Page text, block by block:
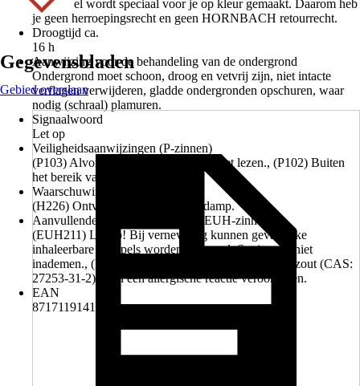
Dit artikel wordt speciaal voor je op kleur gemaakt. Daarom heb
je geen herroepingsrecht en geen HORNBACH retourrecht.
Droogtijd ca.
16 h
Aanwijzing voor de behandeling van de ondergrond
Ondergrond moet schoon, droog en vetvrij zijn, niet intacte
verflagen verwijderen, gladde ondergronden opschuren, waar
nodig (schraal) plamuren.
Signaalwoord
Let op
Veiligheidsaanwijzingen (P-zinnen)
(P103) Alvorens te gebruiken, het etiket lezen., (P102) Buiten
het bereik van kinderen houden.
Waarschuwingen (H-zinnen)
(H226) Ontvlambare vloeistof en damp.
Aanvullende gevarenkenmerken (EUH-zinnen)
(EUH211) Let op! Bij verneveling kunnen gevaarlijke
inhaleerbare druppels worden gevormd. Spuitnevel niet
inademen., (EUH208) Bevat neodecaanzuur, kobaltzout (CAS:
27253-31-2). Kan een allergische reactie veroorzaken.
EAN
8717119141402
Gegevensbladen
Gebied overslaan